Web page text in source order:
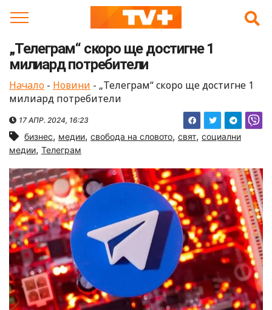
„Телеграм“ скоро ще достигне 1
милиард потребители
Начало - Новини - „Телеграм“ скоро ще достигне 1
милиард потребители
17 АПР. 2024, 16:23
бизнес, медии, свобода на словото, свят, социални
медии, Телеграм